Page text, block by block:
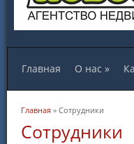
Главная О нас »
Вы здесь
Главная » Сотрудники
Сотрудники